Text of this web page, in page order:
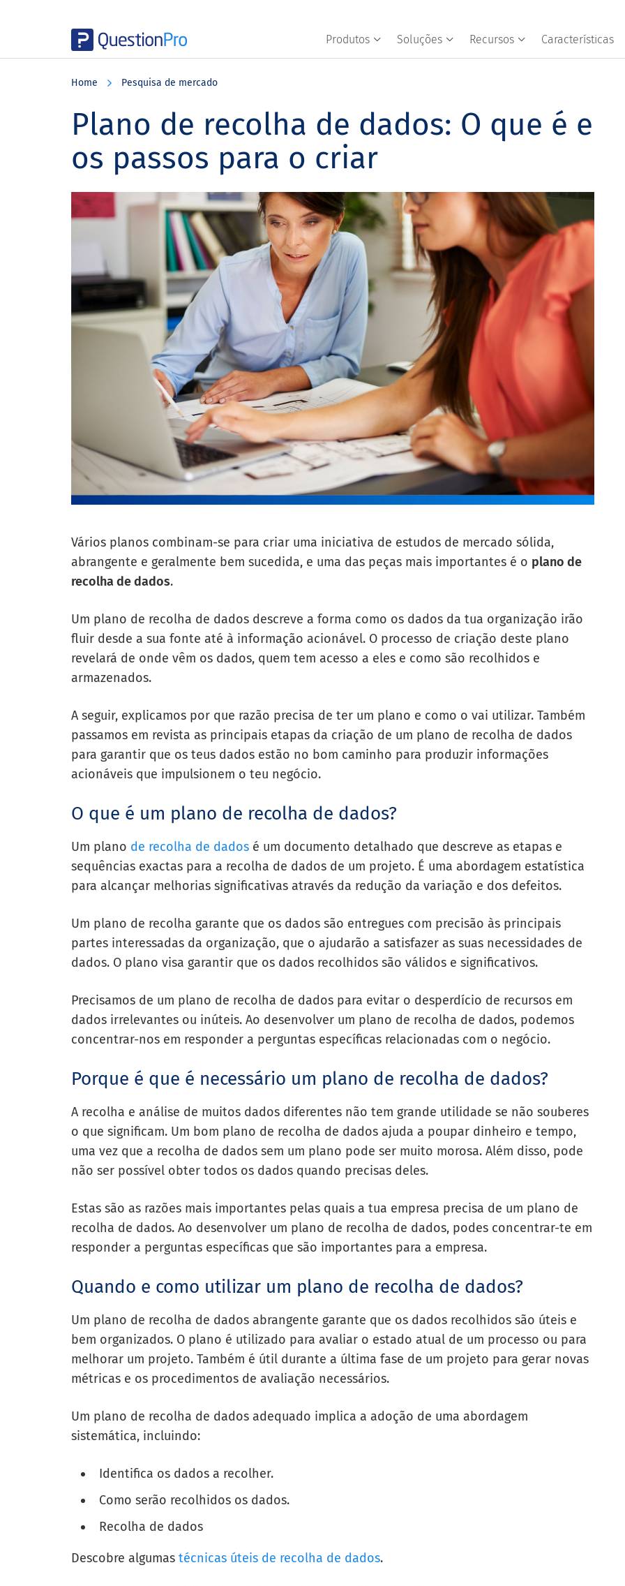
Produtos Soluções Recursos Características
Home Pesquisa de mercado
Plano de recolha de dados: O que é e
os passos para o criar
Vários planos combinam-se para criar uma iniciativa de estudos de mercado sólida,
abrangente e geralmente bem sucedida, e uma das peças mais importantes é o plano de
recolha de dados.
Um plano de recolha de dados descreve a forma como os dados da tua organização irão
fluir desde a sua fonte até à informação acionável. O processo de criação deste plano
revelará de onde vêm os dados, quem tem acesso a eles e como são recolhidos e
armazenados.
A seguir, explicamos por que razão precisa de ter um plano e como o vai utilizar. Também
passamos em revista as principais etapas da criação de um plano de recolha de dados
para garantir que os teus dados estão no bom caminho para produzir informações
acionáveis que impulsionem o teu negócio.
O que é um plano de recolha de dados?
Um plano de recolha de dados é um documento detalhado que descreve as etapas e
sequências exactas para a recolha de dados de um projeto. É uma abordagem estatística
para alcançar melhorias significativas através da redução da variação e dos defeitos.
Um plano de recolha garante que os dados são entregues com precisão às principais
partes interessadas da organização, que o ajudarão a satisfazer as suas necessidades de
dados. O plano visa garantir que os dados recolhidos são válidos e significativos.
Precisamos de um plano de recolha de dados para evitar o desperdício de recursos em
dados irrelevantes ou inúteis. Ao desenvolver um plano de recolha de dados, podemos
concentrar-nos em responder a perguntas específicas relacionadas com o negócio.
Porque é que é necessário um plano de recolha de dados?
A recolha e análise de muitos dados diferentes não tem grande utilidade se não souberes
o que significam. Um bom plano de recolha de dados ajuda a poupar dinheiro e tempo,
uma vez que a recolha de dados sem um plano pode ser muito morosa. Além disso, pode
não ser possível obter todos os dados quando precisas deles.
Estas são as razões mais importantes pelas quais a tua empresa precisa de um plano de
recolha de dados. Ao desenvolver um plano de recolha de dados, podes concentrar-te em
responder a perguntas específicas que são importantes para a empresa.
Quando e como utilizar um plano de recolha de dados?
Um plano de recolha de dados abrangente garante que os dados recolhidos são úteis e
bem organizados. O plano é utilizado para avaliar o estado atual de um processo ou para
melhorar um projeto. Também é útil durante a última fase de um projeto para gerar novas
métricas e os procedimentos de avaliação necessários.
Um plano de recolha de dados adequado implica a adoção de uma abordagem
sistemática, incluindo:
Identifica os dados a recolher.
Como serão recolhidos os dados.
Recolha de dados
Descobre algumas técnicas úteis de recolha de dados.